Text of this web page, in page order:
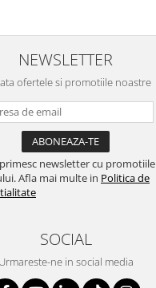
NEWSLETTER
ofertele si promotiile noastre
newsletter cu promotiile
Afla mai multe in Politica de
SOCIAL
Urmareste-ne in social media